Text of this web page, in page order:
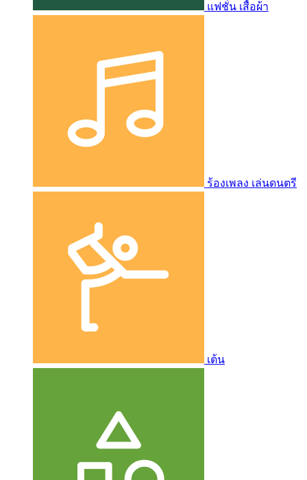
แฟชั่น เสื้อผ้า
ร้องเพลง เล่นดนตรี
เต้น